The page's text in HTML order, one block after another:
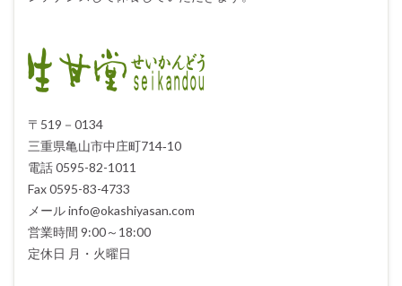
〒519－0134
三重県亀山市中庄町714‐10
電話 0595-82-1011
Fax 0595-83-4733
メール info@okashiyasan.com
営業時間 9:00～18:00
定休日 月・火曜日